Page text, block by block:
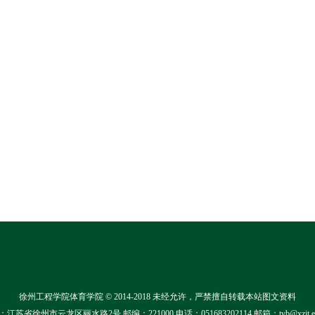
徐州工程学院体育学院 © 2014-2018 未经允许，严禁擅自转载本站图文资料